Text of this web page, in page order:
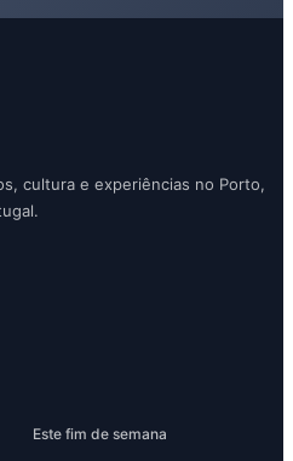
cultura e experiências no Porto,
Este fim de semana